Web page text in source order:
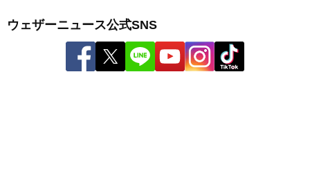
ウェザーニュース公式SNS